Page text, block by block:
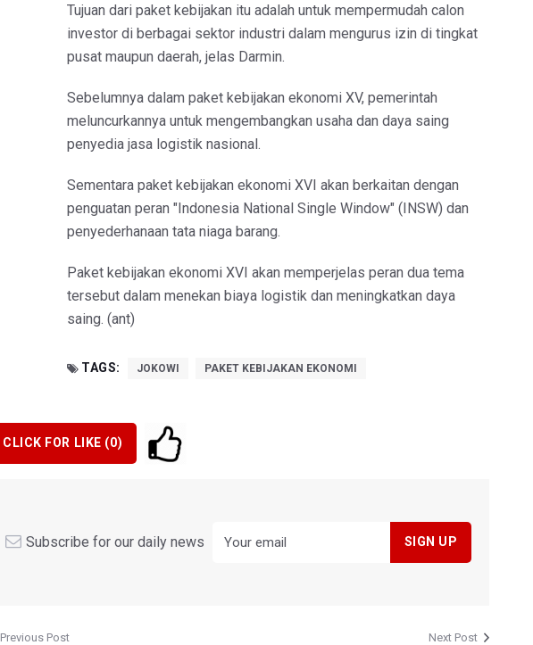
Tujuan dari paket kebijakan itu adalah untuk mempermudah calon
investor di berbagai sektor industri dalam mengurus izin di tingkat
pusat maupun daerah, jelas Darmin.
Sebelumnya dalam paket kebijakan ekonomi XV, pemerintah
meluncurkannya untuk mengembangkan usaha dan daya saing
penyedia jasa logistik nasional.
Sementara paket kebijakan ekonomi XVI akan berkaitan dengan
penguatan peran "Indonesia National Single Window" (INSW) dan
penyederhanaan tata niaga barang.
Paket kebijakan ekonomi XVI akan memperjelas peran dua tema
tersebut dalam menekan biaya logistik dan meningkatkan daya
saing. (ant)
TAGS: JOKOWI PAKET KEBIJAKAN EKONOMI
CLICK FOR LIKE (0)
Subscribe for our daily news
Previous Post Next Post